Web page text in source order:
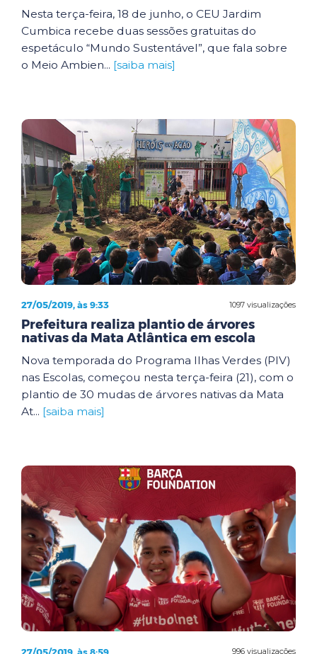
Nesta terça-feira, 18 de junho, o CEU Jardim
Cumbica recebe duas sessões gratuitas do
espetáculo “Mundo Sustentável”, que fala sobre
o Meio Ambien... [saiba mais]
1097 visualizações
27/05/2019, às 9:33
Prefeitura realiza plantio de árvores
nativas da Mata Atlântica em escola
Nova temporada do Programa Ilhas Verdes (PIV)
nas Escolas, começou nesta terça-feira (21), com o
plantio de 30 mudas de árvores nativas da Mata
At... [saiba mais]
996 visualizações
27/05/2019, às 8:59